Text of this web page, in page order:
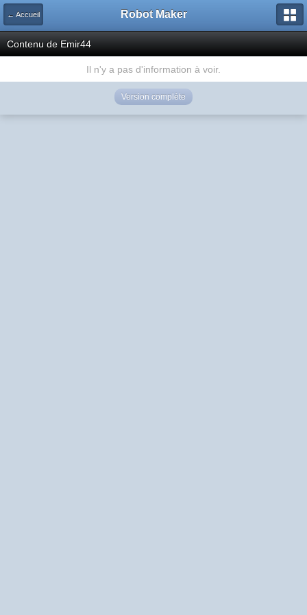
← Accueil Robot Maker
Contenu de Emir44
Il n'y a pas d'information à voir.
Version complète